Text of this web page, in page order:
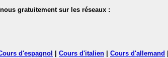
nous gratuitement sur les réseaux :
d'espagnol Cours d'italien Cours d'allemand